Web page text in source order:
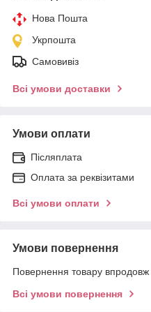
Нова Пошта
Укрпошта
Самовивіз
Всі умови доставки
Умови оплати
Післяплата
Оплата за реквізитами
Всі умови оплати
Умови повернення
Повернення товару впродовж
Всі умови повернення